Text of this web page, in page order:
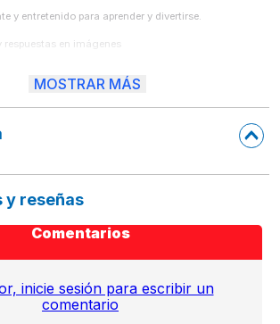
y entretenido para aprender y divertirse.
en imágenes
de aprendizaje según la edad del lector.
MOSTRAR MÁS
y reseñas
Comentarios
inicie sesión para escribir un
comentario